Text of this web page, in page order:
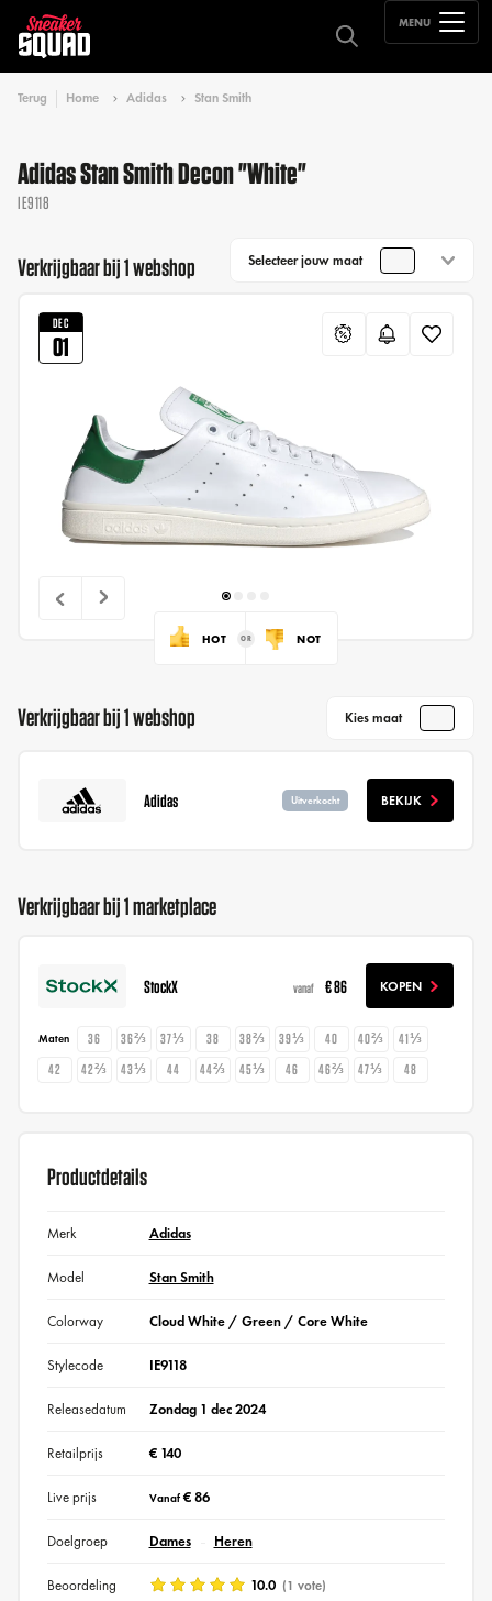
MENU
Terug Home Adidas Stan Smith
Adidas Stan Smith Decon "White"
IE9118
Verkrijgbaar bij 1 webshop Selecteer jouw maat
DEC
01
HOT NOT
Verkrijgbaar bij 1 webshop Kies maat
Adidas Uitverkocht BEKIJK
Verkrijgbaar bij 1 marketplace
StockX vanaf € 86 KOPEN
Maten 36 36⅔ 37⅓ 38 38⅔ 39⅓ 40 40⅔
41⅓
42
42⅔ 43⅓ 44 44⅔ 45⅓ 46 46⅔ 47⅓ 48
Productdetails
Merk Adidas
Model Stan Smith
Colorway Cloud White / Green / Core White
Stylecode IE9118
Releasedatum Zondag 1 dec 2024
Retailprijs € 140
Live prijs Vanaf€ 86
Doelgroep Dames Heren
Beoordeling 10.0 (1 vote)